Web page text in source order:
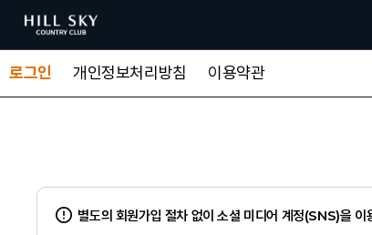
로그인 개인정보처리방침 이용약관
별도의 회원가입 절차 없이 소셜 미디어 계정(SNS)을